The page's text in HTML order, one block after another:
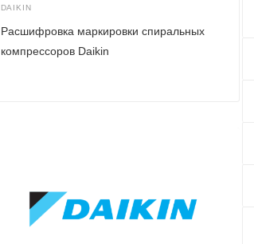
DAIKIN
Расшифровка маркировки спиральных
компрессоров Daikin